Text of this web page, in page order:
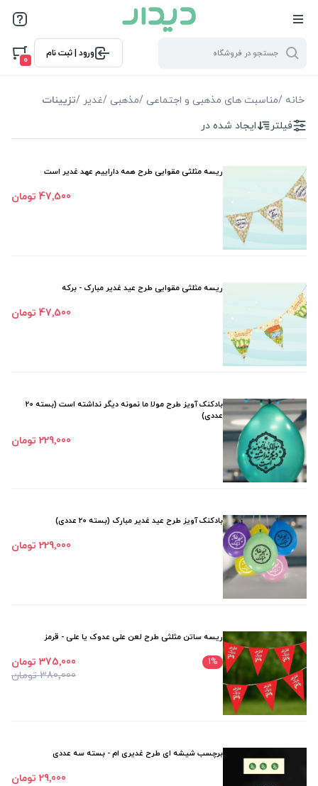
ورود | ثبت نام
0
خانه /مناسبت های مذهبی و اجتماعی /مذهبی /غدیر /تزیینات
فیلتر بر اساس قیمت
فیلترها
نمایش همه محصولات
فیلتر ایجاد شده در
ریسه مثلثی مقوایی طرح همه داراییم عهد غدیر است
47٬500 تومان
ریسه مثلثی مقوایی طرح عید غدیر مبارک - برکه
47٬500 تومان
بادکنک آویز طرح مولا ما نمونه دیگر نداشته است (بسته 20
عددی)
229٬000 تومان
بادکنک آویز طرح عید غدیر مبارک (بسته 20 عددی)
229٬000 تومان
ریسه ساتن مثلثی طرح لعن علی عدوک یا علی - قرمز
1%
380٬000 تومان
375٬000 تومان
برچسب شیشه ای طرح غدیری ام - بسته سه عددی
29٬000 تومان